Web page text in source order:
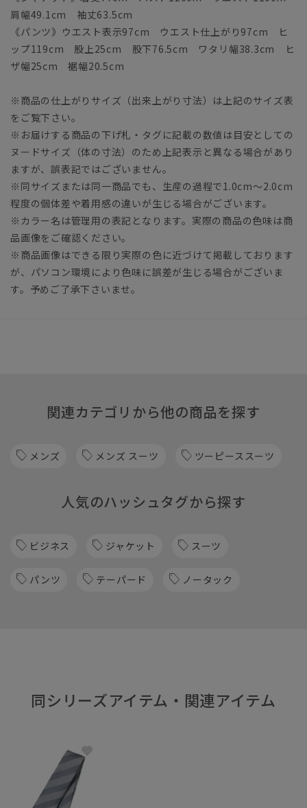
肩幅49.1cm 袖丈63.5cm
《パンツ》ウエスト表示97cm ウエスト仕上がり97cm ヒ
ップ119cm 股上25cm 股下76.5cm ワタリ幅38.3cm ヒ
ザ幅25cm 裾幅20.5cm
※商品の仕上がりサイズ（出来上がり寸法）は上記のサイズ表
をご覧下さい。
※お届けする商品の下げ札・タグに記載の数値は目安としての
ヌードサイズ（体の寸法）のため上記表示と異なる場合があり
ますが、誤表記ではございません。
※同サイズまたは同一商品でも、生産の過程で1.0cm～2.0cm
程度の個体差や着用感の違いが生じる場合がございます。
※カラー名は管理用の表記となります。実際の商品の色味は商
品画像をご確認ください。
※商品画像はできる限り実際の色に近づけて掲載しております
が、パソコン環境により色味に誤差が生じる場合がございま
す。予めご了承下さいませ。
関連カテゴリから他の商品を探す
メンズ メンズ スーツ ツーピーススーツ
人気のハッシュタグから探す
ビジネス ジャケット スーツ
パンツ テーパード ノータック
同シリーズアイテム・関連アイテム